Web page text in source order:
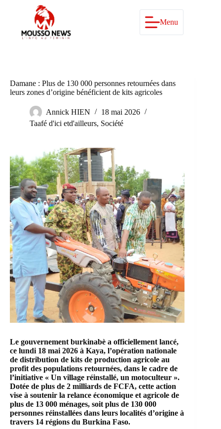
Menu
Damane : Plus de 130 000 personnes retournées dans
leurs zones d’origine bénéficient de kits agricoles
Annick HIEN
18 mai 2026
Taafé d'ici etd'ailleurs, Société
Le gouvernement burkinabè a officiellement lancé,
ce lundi 18 mai 2026 à Kaya, l’opération nationale
de distribution de kits de production agricole au
profit des populations retournées, dans le cadre de
l’initiative « Un village réinstallé, un motoculteur ».
Dotée de plus de 2 milliards de FCFA, cette action
vise à soutenir la relance économique et agricole de
plus de 13 000 ménages, soit plus de 130 000
personnes réinstallées dans leurs localités d’origine à
travers 14 régions du Burkina Faso.